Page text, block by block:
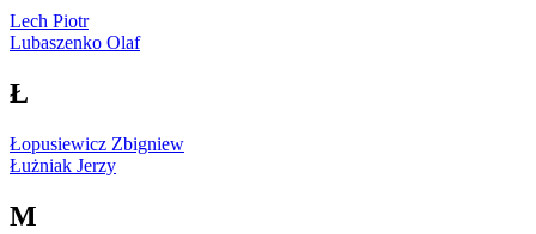
Lech Piotr
Lubaszenko Olaf
Ł
Łopusiewicz Zbigniew
Łużniak Jerzy
M